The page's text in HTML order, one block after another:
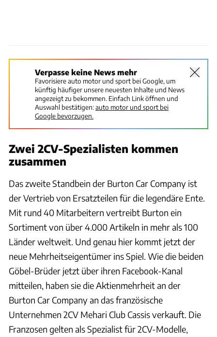
Verpasse keine News mehr
Favorisiere auto motor und sport bei Google, um
künftig häufiger unsere neuesten Inhalte und News
angezeigt zu bekommen. Einfach Link öffnen und
Auswahl bestätigen:auto motor und sport bei
Google bevorzugen.
Zwei 2CV-Spezialisten kommen
zusammen
Das zweite Standbein der Burton Car Company ist
der Vertrieb von Ersatzteilen für die legendäre Ente.
Mit rund 40 Mitarbeitern vertreibt Burton ein
Sortiment von über 4.000 Artikeln in mehr als 100
Länder weltweit. Und genau hier kommt jetzt der
neue Mehrheitseigentümer ins Spiel. Wie die beiden
Göbel-Brüder jetzt über ihren Facebook-Kanal
mitteilen, haben sie die Aktienmehrheit an der
Burton Car Company an das französische
Unternehmen 2CV Mehari Club Cassis verkauft. Die
Franzosen gelten als Spezialist für 2CV-Modelle,